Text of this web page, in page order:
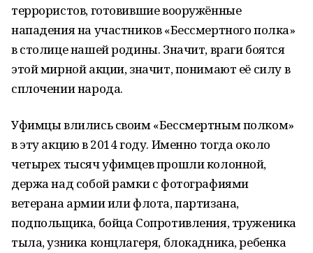
террористов, готовившие вооружённые
нападения на участников «Бессмертного полка»
в столице нашей родины. Значит, враги боятся
этой мирной акции, значит, понимают её силу в
сплочении народа.
Уфимцы влились своим «Бессмертным полком»
в эту акцию в 2014 году. Именно тогда около
четырех тысяч уфимцев прошли колонной,
держа над собой рамки с фотографиями
ветерана армии или флота, партизана,
подпольщика, бойца Сопротивления, труженика
тыла, узника концлагеря, блокадника, ребенка